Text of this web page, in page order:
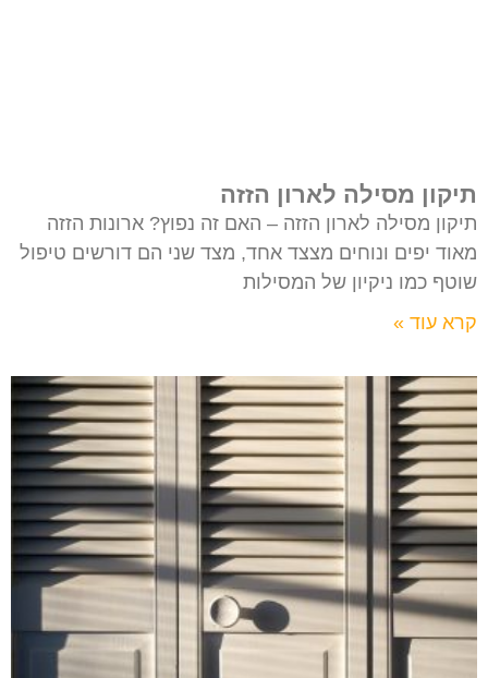
תיקון מסילה לארון הזזה
תיקון מסילה לארון הזזה – האם זה נפוץ? ארונות הזזה
מאוד יפים ונוחים מצצד אחד, מצד שני הם דורשים טיפול
שוטף כמו ניקיון של המסילות
קרא עוד »